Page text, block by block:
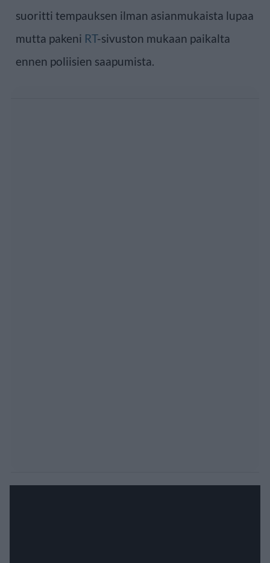
suoritti tempauksen ilman asianmukaista lupaa
mutta pakeni RT-sivuston mukaan paikalta
ennen poliisien saapumista.